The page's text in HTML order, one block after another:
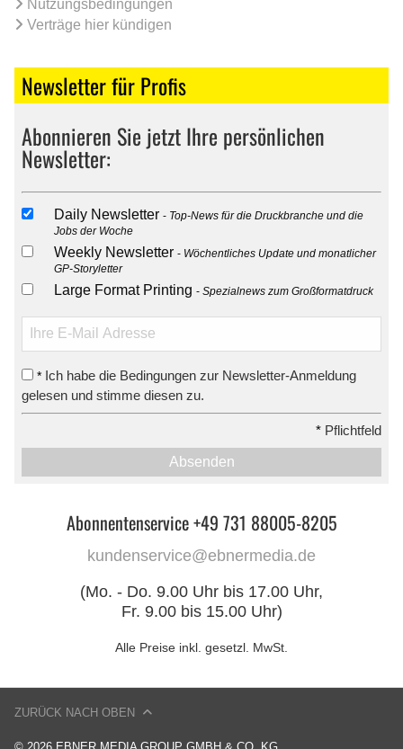
Nutzungsbedingungen
Verträge hier kündigen
Newsletter für Profis
Abonnieren Sie jetzt Ihre persönlichen
Newsletter:
Daily Newsletter
Top-News für die Druckbranche und die
Jobs der Woche
Weekly Newsletter
Wöchentliches Update und monatlicher
GP-Storyletter
Large Format Printing Spezialnews zum Großformatdruck
* Ich habe die Bedingungen zur Newsletter-Anmeldung
gelesen und stimme diesen zu.
* Pflichtfeld
Absenden
Abonnentenservice +49 731 88005-8205
kundenservice@ebnermedia.de
(Mo. - Do. 9.00 Uhr bis 17.00 Uhr,
Fr. 9.00 bis 15.00 Uhr)
Alle Preise inkl. gesetzl. MwSt.
ZURÜCK NACH OBEN